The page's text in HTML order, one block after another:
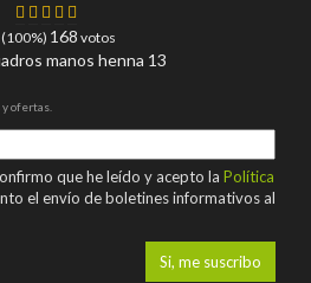
(100%) 168 votos
manos henna 13
ofertas.
que he leído y acepto la Política
el envío de boletines informativos al